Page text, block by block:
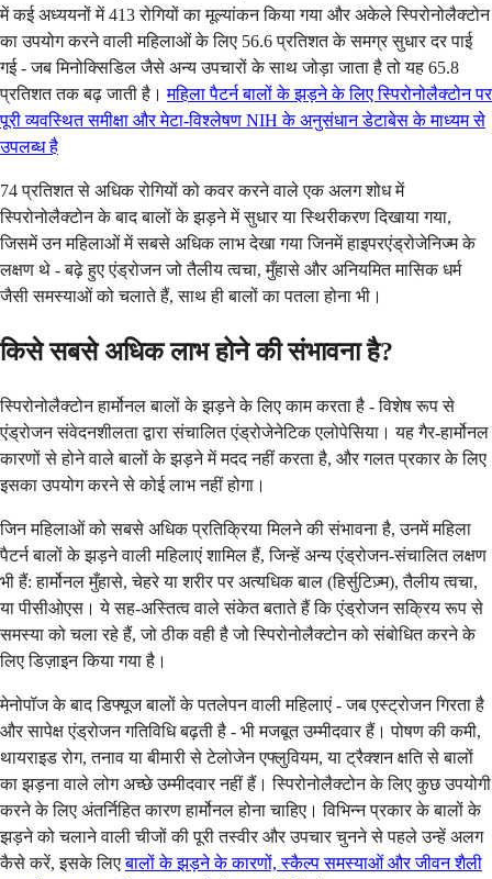
में कई अध्ययनों में 413 रोगियों का मूल्यांकन किया गया और अकेले स्पिरोनोलैक्टोन
का उपयोग करने वाली महिलाओं के लिए 56.6 प्रतिशत के समग्र सुधार दर पाई
गई - जब मिनोक्सिडिल जैसे अन्य उपचारों के साथ जोड़ा जाता है तो यह 65.8
प्रतिशत तक बढ़ जाती है।महिला पैटर्न बालों के झड़ने के लिए स्पिरोनोलैक्टोन पर
पूरी व्यवस्थित समीक्षा और मेटा-विश्लेषण NIH के अनुसंधान डेटाबेस के माध्यम से
उपलब्ध है
74 प्रतिशत से अधिक रोगियों को कवर करने वाले एक अलग शोध में
स्पिरोनोलैक्टोन के बाद बालों के झड़ने में सुधार या स्थिरीकरण दिखाया गया,
जिसमें उन महिलाओं में सबसे अधिक लाभ देखा गया जिनमें हाइपरएंड्रोजेनिज्म के
लक्षण थे - बढ़े हुए एंड्रोजन जो तैलीय त्वचा, मुँहासे और अनियमित मासिक धर्म
जैसी समस्याओं को चलाते हैं, साथ ही बालों का पतला होना भी।
किसे सबसे अधिक लाभ होने की संभावना है?
स्पिरोनोलैक्टोन हार्मोनल बालों के झड़ने के लिए काम करता है - विशेष रूप से
एंड्रोजन संवेदनशीलता द्वारा संचालित एंड्रोजेनेटिक एलोपेसिया। यह गैर-हार्मोनल
कारणों से होने वाले बालों के झड़ने में मदद नहीं करता है, और गलत प्रकार के लिए
इसका उपयोग करने से कोई लाभ नहीं होगा।
जिन महिलाओं को सबसे अधिक प्रतिक्रिया मिलने की संभावना है, उनमें महिला
पैटर्न बालों के झड़ने वाली महिलाएं शामिल हैं, जिन्हें अन्य एंड्रोजन-संचालित लक्षण
भी हैं: हार्मोनल मुँहासे, चेहरे या शरीर पर अत्यधिक बाल (हिर्सुटिज़्म), तैलीय त्वचा,
या पीसीओएस। ये सह-अस्तित्व वाले संकेत बताते हैं कि एंड्रोजन सक्रिय रूप से
समस्या को चला रहे हैं, जो ठीक वही है जो स्पिरोनोलैक्टोन को संबोधित करने के
लिए डिज़ाइन किया गया है।
मेनोपॉज के बाद डिफ्यूज बालों के पतलेपन वाली महिलाएं - जब एस्ट्रोजन गिरता है
और सापेक्ष एंड्रोजन गतिविधि बढ़ती है - भी मजबूत उम्मीदवार हैं। पोषण की कमी,
थायराइड रोग, तनाव या बीमारी से टेलोजेन एफ्लुवियम, या ट्रैक्शन क्षति से बालों
का झड़ना वाले लोग अच्छे उम्मीदवार नहीं हैं। स्पिरोनोलैक्टोन के लिए कुछ उपयोगी
करने के लिए अंतर्निहित कारण हार्मोनल होना चाहिए। विभिन्न प्रकार के बालों के
झड़ने को चलाने वाली चीजों की पूरी तस्वीर और उपचार चुनने से पहले उन्हें अलग
कैसे करें, इसके लिएबालों के झड़ने के कारणों, स्कैल्प समस्याओं और जीवन शैली